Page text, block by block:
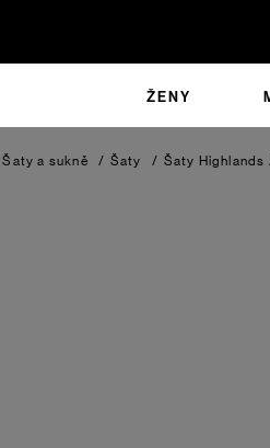
ŽENY
Šaty a sukně / Šaty / Šaty Highlands